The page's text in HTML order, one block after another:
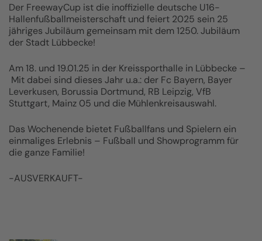
Der FreewayCup ist die inoffizielle deutsche U16-
Hallenfußballmeisterschaft und feiert 2025 sein 25
jähriges Jubiläum gemeinsam mit dem 1250. Jubiläum
der Stadt Lübbecke!
Am 18. und 19.01.25 in der Kreissporthalle in Lübbecke –
Mit dabei sind dieses Jahr u.a.: der Fc Bayern, Bayer
Leverkusen, Borussia Dortmund, RB Leipzig, VfB
Stuttgart, Mainz 05 und die Mühlenkreisauswahl.
Das Wochenende bietet Fußballfans und Spielern ein
einmaliges Erlebnis – Fußball und Showprogramm für
die ganze Familie!
-AUSVERKAUFT-